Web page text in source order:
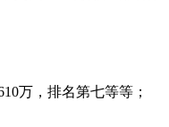
万，排名第七等等；